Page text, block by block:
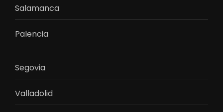
Salamanca
Palencia
Segovia
Valladolid